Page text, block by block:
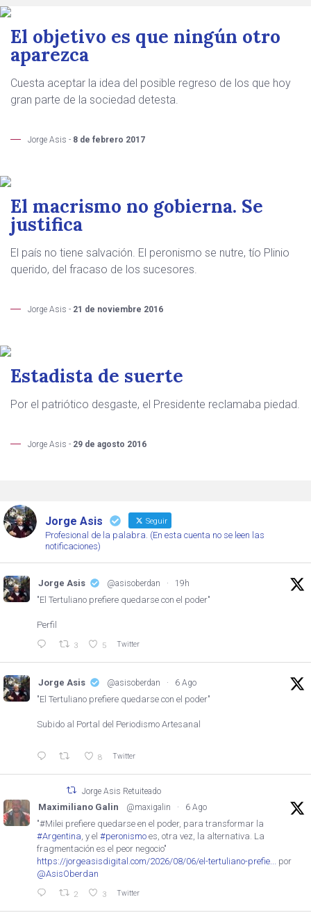
El objetivo es que ningún otro
aparezca
Cuesta aceptar la idea del posible regreso de los que hoy
gran parte de la sociedad detesta.
Jorge Asis - 8 de febrero 2017
El macrismo no gobierna. Se
justifica
El país no tiene salvación. El peronismo se nutre, tío Plinio
querido, del fracaso de los sucesores.
Jorge Asis - 21 de noviembre 2016
Estadista de suerte
Por el patriótico desgaste, el Presidente reclamaba piedad.
Jorge Asis - 29 de agosto 2016
Jorge Asis Seguir
Profesional de la palabra. (En esta cuenta no se leen las
notificaciones)
Jorge Asis @asisoberdan · 19h
"El Tertuliano prefiere quedarse con el poder"
Perfil
3 5 Twitter
Jorge Asis @asisoberdan · 6 Ago
"El Tertuliano prefiere quedarse con el poder"
Subido al Portal del Periodismo Artesanal
8 Twitter
Jorge Asis Retuiteado
Maximiliano Galin @maxigalin · 6 Ago
"#Milei prefiere quedarse en el poder, para transformar la
#Argentina , y el #peronismo es, otra vez, la alternativa. La
fragmentación es el peor negocio"
https://jorgeasisdigital.com/2026/08/06/el-tertuliano-prefie...
por
@AsisOberdan
2 3 Twitter